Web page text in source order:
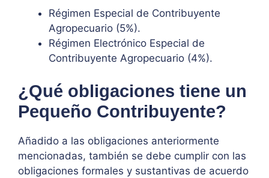
Régimen Especial de Contribuyente
Agropecuario (5%).
Régimen Electrónico Especial de
Contribuyente Agropecuario (4%).
¿Qué obligaciones tiene un
Pequeño Contribuyente?
Añadido a las obligaciones anteriormente
mencionadas, también se debe cumplir con las
obligaciones formales y sustantivas de acuerdo